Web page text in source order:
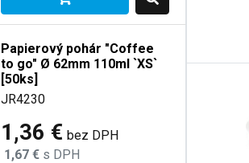
Papierový pohár "Coffee
to go" Ø 62mm 110ml `XS`
[50ks]
JR4230
1,36 € bez DPH
1,67 € s DPH